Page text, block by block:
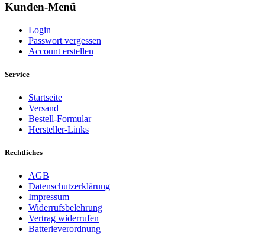
Kunden-Menü
Login
Passwort vergessen
Account erstellen
Service
Startseite
Versand
Bestell-Formular
Hersteller-Links
Rechtliches
AGB
Datenschutzerklärung
Impressum
Widerrufsbelehrung
Vertrag widerrufen
Batterieverordnung